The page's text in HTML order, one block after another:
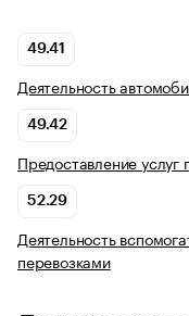
49.41
Деятельность
49.42
Предоставление услуг
52.29
Деятельность
перевозками